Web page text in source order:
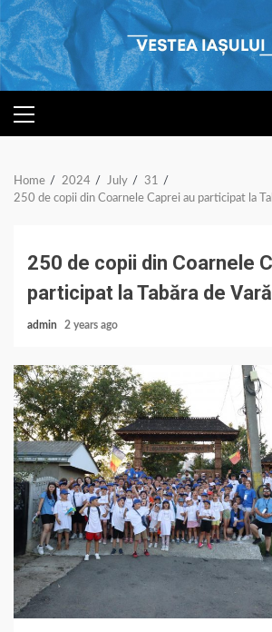
Skip
to
content
PRIMARY
MENU
Home 2024 July
31
250 de copii din Coarnele Caprei au participat la
250 de copii din Coarnele
participat la Tabăra de Vară
admin 2 years ago